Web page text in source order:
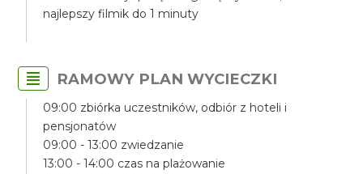
najlepszy filmik do 1 minuty
RAMOWY PLAN WYCIECZKI
09:00 zbiórka uczestników, odbiór z hoteli i
pensjonatów
09:00 - 13:00 zwiedzanie
13:00 - 14:00 czas na plażowanie